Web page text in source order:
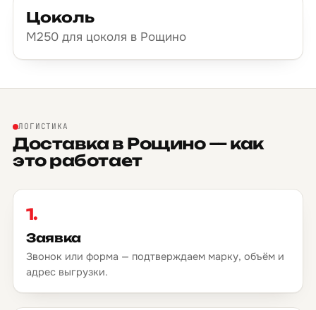
Цоколь
М250 для цоколя в Рощино
ЛОГИСТИКА
Доставка в Рощино — как
это работает
1.
Заявка
Звонок или форма — подтверждаем марку, объём и
адрес выгрузки.